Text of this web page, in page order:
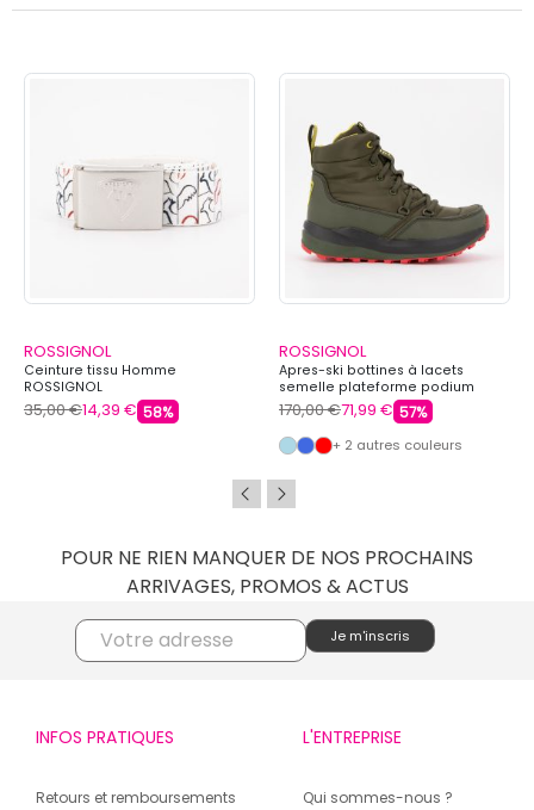
ROSSIGNOL
Ceinture tissu Homme
ROSSIGNOL
35,00 €14,39 € 58%
ROSSIGNOL
Apres-ski bottines à lacets
semelle plateforme podium
Mixte ROSSIGNOL
170,00 €71,99 € 57%
+ 2 autres couleurs
POUR NE RIEN MANQUER DE NOS PROCHAINS
ARRIVAGES, PROMOS & ACTUS
INFOS PRATIQUES
Retours et remboursements
L'ENTREPRISE
Qui sommes-nous ?